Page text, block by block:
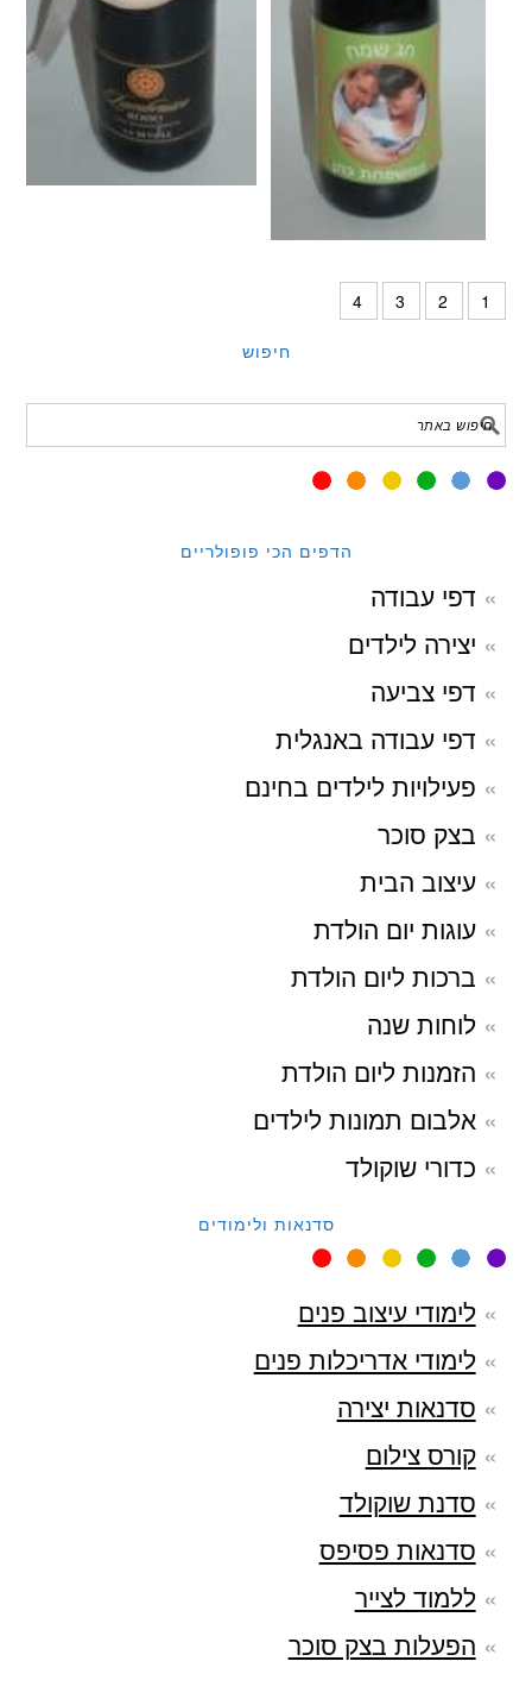
1
2
3
4
חיפוש
הדפים הכי פופולריים
דפי עבודה
יצירה לילדים
דפי צביעה
דפי עבודה באנגלית
פעילויות לילדים בחינם
בצק סוכר
עיצוב הבית
עוגות יום הולדת
ברכות ליום הולדת
לוחות שנה
הזמנות ליום הולדת
אלבום תמונות לילדים
כדורי שוקולד
סדנאות ולימודים
לימודי עיצוב פנים
לימודי אדריכלות פנים
סדנאות יצירה
קורס צילום
סדנת שוקולד
סדנאות פסיפס
ללמוד לצייר
הפעלות בצק סוכר